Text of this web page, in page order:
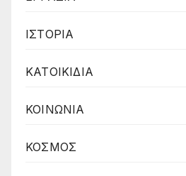
ΙΣΤΟΡΙΑ
ΚΑΤΟΙΚΙΔΙΑ
ΚΟΙΝΩΝΙΑ
ΚΟΣΜΟΣ